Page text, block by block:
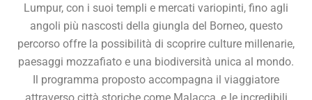
Lumpur, con i suoi templi e mercati variopinti, fino agli
angoli più nascosti della giungla del Borneo, questo
percorso offre la possibilità di scoprire culture millenarie,
paesaggi mozzafiato e una biodiversità unica al mondo.
Il programma proposto accompagna il viaggiatore
attraverso città storiche come Malacca, e le incredibili